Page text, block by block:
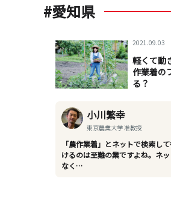
#愛知県
2021.09.03
軽くて動
作業着の
る？
小川繁幸
東京農業大学 准教授
「農作業着」とネットで検索し
けるのは至難の業ですよね。ネ
なく…